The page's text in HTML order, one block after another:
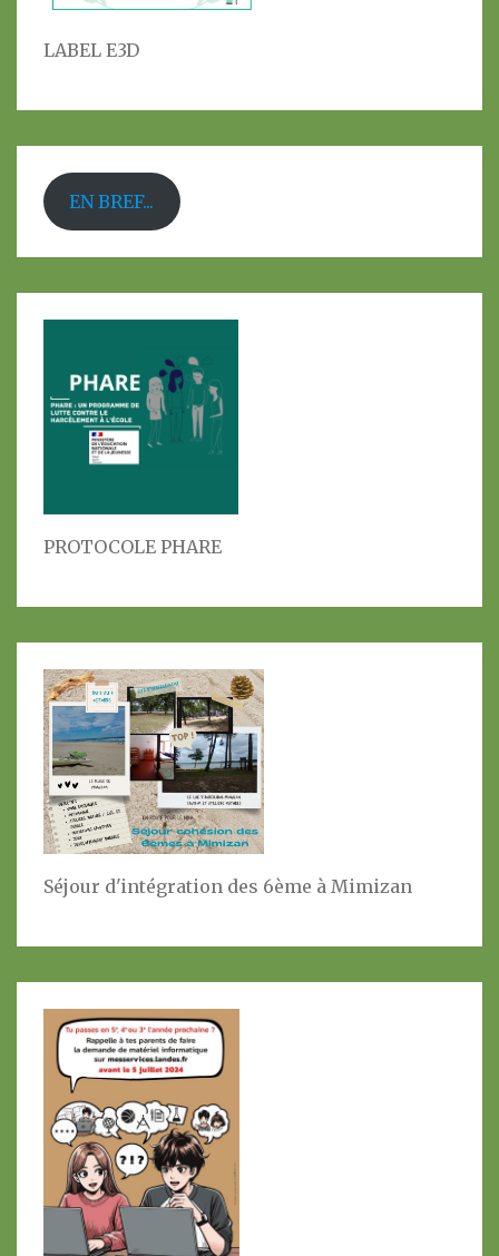
LABEL E3D
EN BREF...
PROTOCOLE PHARE
Séjour d'intégration des 6ème à Mimizan